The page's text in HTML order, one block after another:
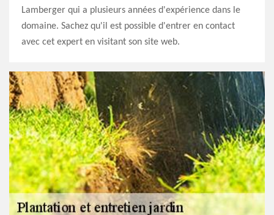
Lamberger qui a plusieurs années d'expérience dans le
domaine. Sachez qu'il est possible d'entrer en contact
avec cet expert en visitant son site web.